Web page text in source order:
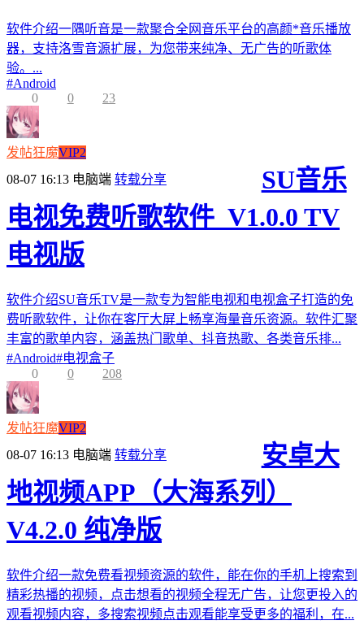
软件介绍一隅听音是一款聚合全网音乐平台的高颜*音乐播放
器，支持洛雪音源扩展，为您带来纯净、无广告的听歌体
验。...
#Android
0
0 23
发帖狂魔VIP2
08-07 16:13 电脑端 转载分享
SU音乐
电视免费听歌软件_V1.0.0 TV
电视版
软件介绍SU音乐TV是一款专为智能电视和电视盒子打造的免
费听歌软件，让你在客厅大屏上畅享海量音乐资源。软件汇聚
丰富的歌单内容，涵盖热门歌单、抖音热歌、各类音乐排...
#Android#电视盒子
0
0 208
发帖狂魔VIP2
08-07 16:13 电脑端 转载分享
安卓大
地视频APP（大海系列）
V4.2.0 纯净版
软件介绍一款免费看视频资源的软件，能在你的手机上搜索到
精彩热播的视频，点击想看的视频全程无广告，让您更投入的
观看视频内容，多搜索视频点击观看能享受更多的福利，在...